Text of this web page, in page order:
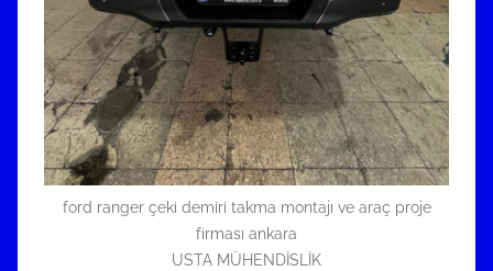
ford ranger çeki demiri takma montajı ve araç proje
firması ankara
USTA MÜHENDİSLİK